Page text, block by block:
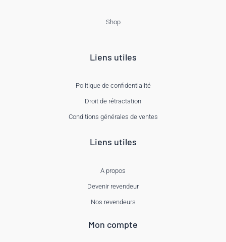
Shop
Liens utiles
Politique de confidentialité
Droit de rétractation
Conditions générales de ventes
Liens utiles
A propos
Devenir revendeur
Nos revendeurs
Mon compte